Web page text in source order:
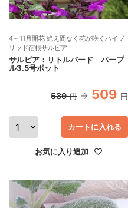
4～11月開花 絶え間なく花が咲くハイブ
リッド宿根サルビア
サルビア：リトルバード パープ
ル3.5号ポット
539 円 509 円
カートに入れる
お気に入り追加